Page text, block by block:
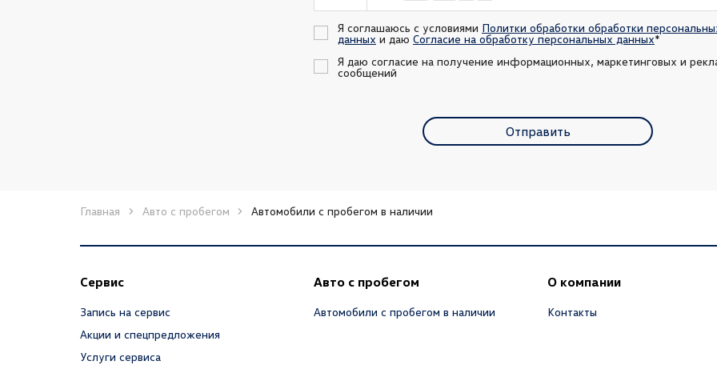
Я соглашаюсь с условиями Политки обработки обработки
данных и даю Согласие на обработку персональных данных*
Я даю согласие на получение информационных, маркетинговых и
сообщений
Отправить
Главная Авто с пробегом Автомобили с пробегом в наличии
Сервис
Запись на сервис
Акции и спецпредложения
Услуги сервиса
Авто с пробегом
Автомобили с пробегом в наличии
О компании
Контакты